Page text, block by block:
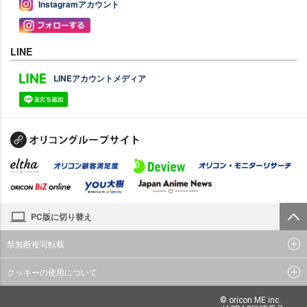
Instagramアカウント
LINE
LINEアカウントメディア
PC版に切り替え
禁無断複写転載
クッキーの使用について
© oricon ME inc.